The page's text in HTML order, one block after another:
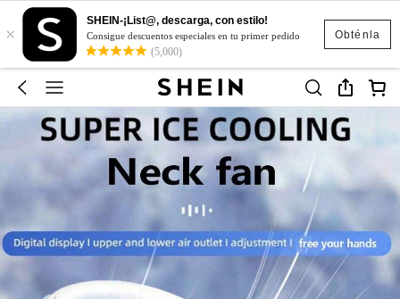
Obténla
×
SHEIN-¡List@, descarga, con estilo!
Consigue descuentos especiales en tu primer pedido
(5,000)